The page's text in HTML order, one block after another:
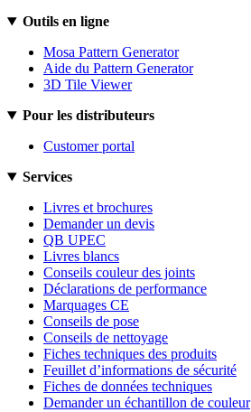
Outils en ligne
Mosa Pattern Generator
Aide du Pattern Generator
3D Tile Viewer
Pour les distributeurs
Customer portal
Services
Livres et brochures
Demander un devis
QB UPEC
Livres blancs
Conseils couleur des joints
Déclarations de performance
Marquages CE
Conseils de pose
Conseils de nettoyage
Fiches techniques des produits
Feuillet d’informations de sécurité
Fiches de données techniques
Demander un échantillon de couleur